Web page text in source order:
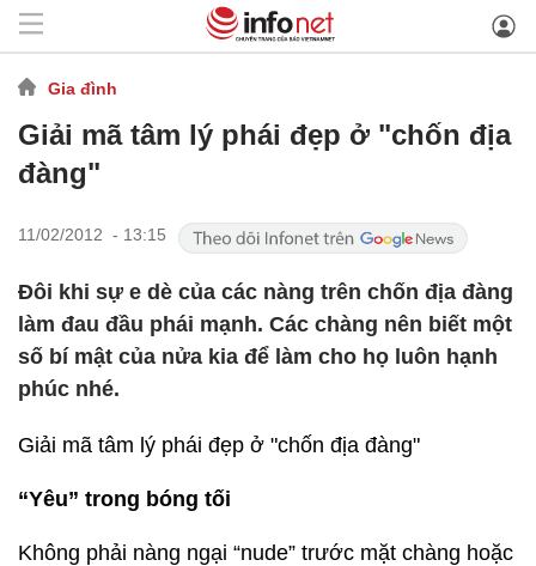
Gia đình
Giải mã tâm lý phái đẹp ở "chốn địa
đàng"
11/02/2012 - 13:15
Đôi khi sự e dè của các nàng trên chốn địa đàng
làm đau đầu phái mạnh. Các chàng nên biết một
số bí mật của nửa kia để làm cho họ luôn hạnh
phúc nhé.
Giải mã tâm lý phái đẹp ở "chốn địa đàng"
“Yêu” trong bóng tối
Không phải nàng ngại “nude” trước mặt chàng hoặc